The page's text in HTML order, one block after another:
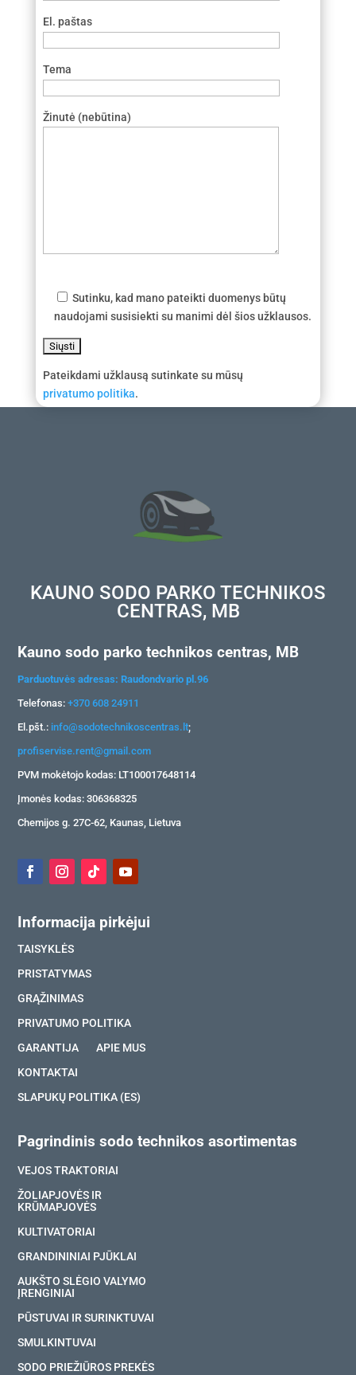
El. paštas
Tema
Žinutė (nebūtina)
Sutinku, kad mano pateikti duomenys būtų
naudojami susisiekti su manimi dėl šios užklausos.
Pateikdami užklausą sutinkate su mūsų
privatumo politika.
KAUNO SODO PARKO TECHNIKOS
CENTRAS, MB
Kauno sodo parko technikos centras, MB
Parduotuvės adresas: Raudondvario pl.96
Telefonas:+370 608 24911
El.pšt.: info@sodotechnikoscentras.lt;
profiservise.rent@gmail.com
PVM mokėtojo kodas: LT100017648114
Įmonės kodas: 306368325
Chemijos g. 27C-62, Kaunas, Lietuva
Informacija pirkėjui
TAISYKLĖS
PRISTATYMAS
GRĄŽINIMAS
PRIVATUMO POLITIKA
GARANTIJA
APIE MUS
KONTAKTAI
SLAPUKŲ POLITIKA (ES)
Pagrindinis sodo technikos asortimentas
VEJOS TRAKTORIAI
ŽOLIAPJOVĖS IR
KRŪMAPJOVĖS
KULTIVATORIAI
GRANDININIAI PJŪKLAI
AUKŠTO SLĖGIO VALYMO
ĮRENGINIAI
PŪSTUVAI IR SURINKTUVAI
SMULKINTUVAI
SODO PRIEŽIŪROS PREKĖS